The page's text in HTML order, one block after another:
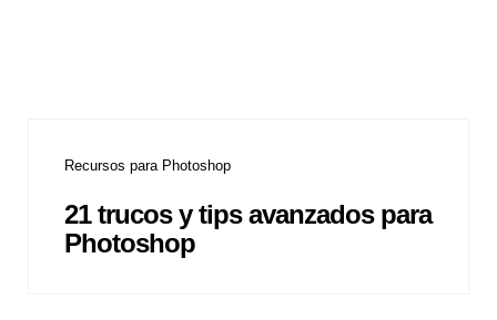
Recursos para Photoshop
21 trucos y tips avanzados para
Photoshop